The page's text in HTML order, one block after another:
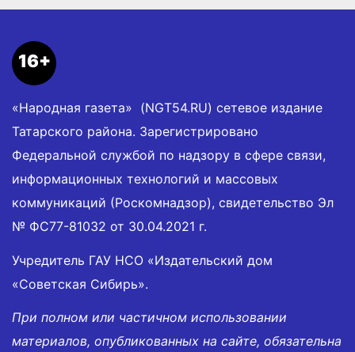
16+
«Народная газета» (NGT54.RU) сетевое издание
Татарского района. Зарегистрировано
Федеральной службой по надзору в сфере связи,
информационных технологий и массовых
коммуникаций (Роскомнадзор), свидетельство Эл
№ ФС77-81032 от 30.04.2021 г.
Учредитель ГАУ НСО «Издательский дом
«Советская Сибирь».
При полном или частичном использовании
материалов, опубликованных на сайте, обязательна